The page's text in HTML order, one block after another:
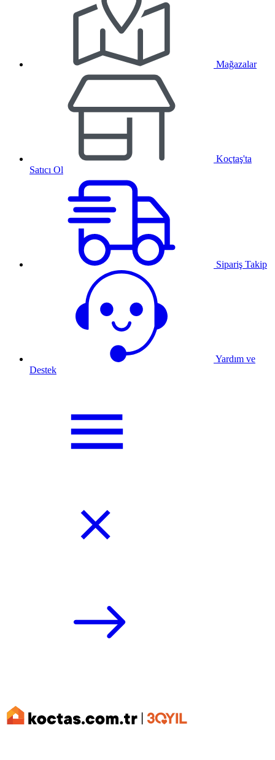
Mağazalar
Koçtaş'ta
Satıcı Ol
Sipariş Takip
Yardım ve
Destek